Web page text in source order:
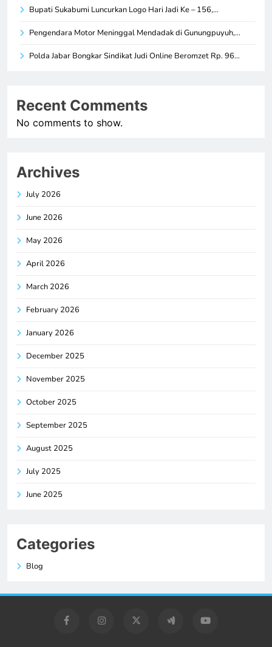
Bupati Sukabumi Luncurkan Logo Hari Jadi Ke – 156,…
Pengendara Motor Meninggal Mendadak di Gunungpuyuh,…
Polda Jabar Bongkar Sindikat Judi Online Beromzet Rp. 96…
Recent Comments
No comments to show.
Archives
July 2026
June 2026
May 2026
April 2026
March 2026
February 2026
January 2026
December 2025
November 2025
October 2025
September 2025
August 2025
July 2025
June 2025
Categories
Blog